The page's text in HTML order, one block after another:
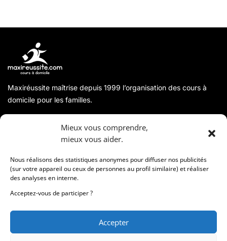
Mieux vous comprendre,
mieux vous aider.
Nous réalisons des statistiques anonymes pour diffuser nos publicités
(sur votre appareil ou ceux de personnes au profil similaire) et réaliser
des analyses en interne.
Acceptez-vous de participer ?
Accepter
Maxiréussite maîtrise depuis 1999 l’organisation des cours à
domicile pour les familles.
Coordonnées